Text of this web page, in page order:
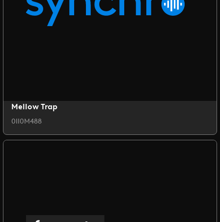
Mellow Trap
0II0M488